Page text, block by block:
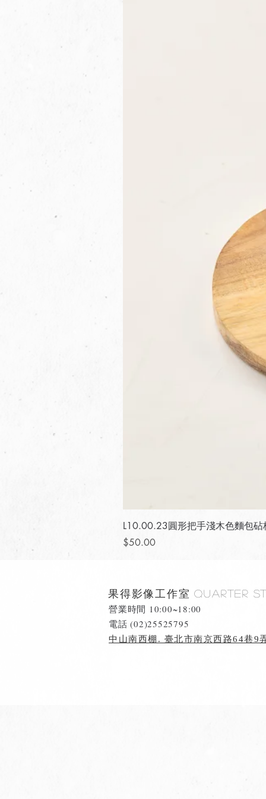
L10.00.23圓形把手淺木色麵包砧
價格
$50.00
果得影像工作室Quarter
營業時間 10:00~18:00
​電話 (02)25525795
中山南西棚. 臺北市南京西路64巷9